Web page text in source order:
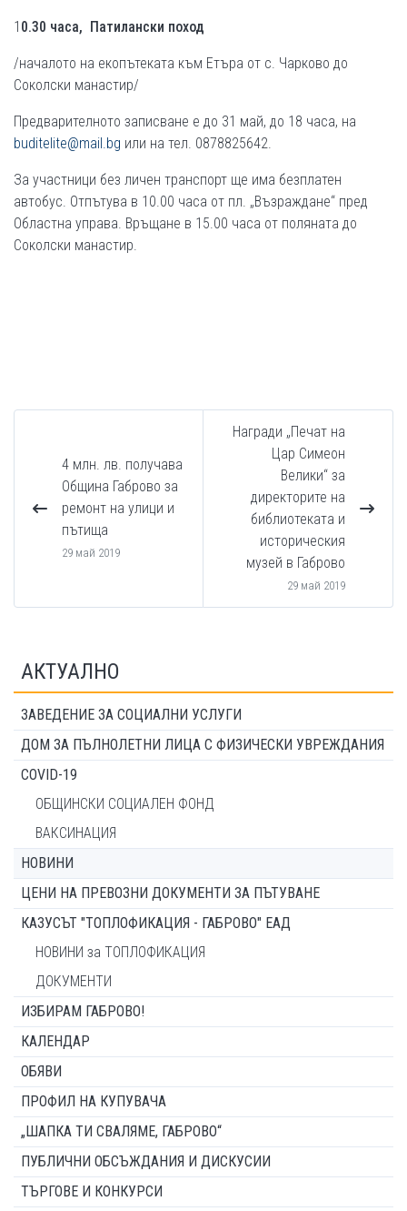
1 0.30 часа, Патилански поход
/началото на екопътеката към Етъра от с. Чарково до
Соколски манастир/
Предварителното записване е до 31 май, до 18 часа, на
buditelite@mail.bg или на тел. 0878825642.
За участници без личен транспорт ще има безплатен
автобус. Отпътува в 10.00 часа от пл. „Възраждане“ пред
Областна управа. Връщане в 15.00 часа от поляната до
Соколски манастир.
4 млн. лв. получава
Община Габрово за
ремонт на улици и
пътища
29 май 2019
Награди „Печат на
Цар Симеон
Велики“ за
директорите на
библиотеката и
историческия
музей в Габрово
29 май 2019
АКТУАЛНО
ЗАВЕДЕНИЕ ЗА СОЦИАЛНИ УСЛУГИ
ДОМ ЗА ПЪЛНОЛЕТНИ ЛИЦА С ФИЗИЧЕСКИ УВРЕЖДАНИЯ
COVID-19
ОБЩИНСКИ СОЦИАЛЕН ФОНД
ВАКСИНАЦИЯ
НОВИНИ
ЦЕНИ НА ПРЕВОЗНИ ДОКУМЕНТИ ЗА ПЪТУВАНЕ
КАЗУСЪТ "ТОПЛОФИКАЦИЯ - ГАБРОВО" ЕАД
НОВИНИ за ТОПЛОФИКАЦИЯ
ДОКУМЕНТИ
ИЗБИРАМ ГАБРОВО!
КАЛЕНДАР
ОБЯВИ
ПРОФИЛ НА КУПУВАЧА
„ШАПКА ТИ СВАЛЯМЕ, ГАБРОВО“
ПУБЛИЧНИ ОБСЪЖДАНИЯ И ДИСКУСИИ
ТЪРГОВЕ И КОНКУРСИ